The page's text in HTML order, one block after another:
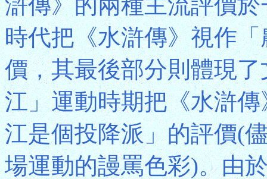
滸傳》的兩種主流評價
時代把《水滸傳》視作
價，其最後部分則體現
江」運動時期把《水滸
江是個投降派」的評價(
場運動的謾罵色彩)。由